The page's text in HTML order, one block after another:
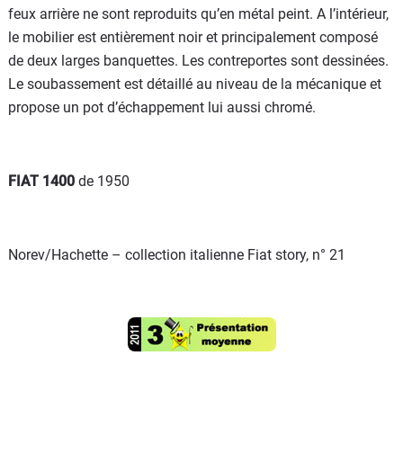
feux arrière ne sont reproduits qu’en métal peint. A l’intérieur,
le mobilier est entièrement noir et principalement composé
de deux larges banquettes. Les contreportes sont dessinées.
Le soubassement est détaillé au niveau de la mécanique et
propose un pot d’échappement lui aussi chromé.
FIAT 1400 de 1950
Norev/Hachette – collection italienne Fiat story, n° 21